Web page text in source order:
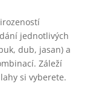
jednotlivých
dub, jasan) a
Záleží
si vyberete.